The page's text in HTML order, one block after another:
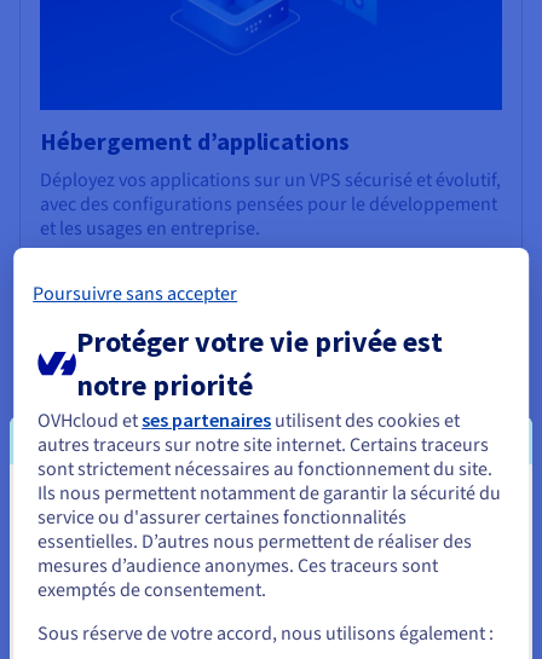
Hébergement d’applications
Déployez vos applications sur un VPS sécurisé et évolutif,
avec des configurations pensées pour le développement
et les usages en entreprise.
Vous semblez être localisé en États-
Unis.
Pour commander, rendez-vous sur le site de votre pays (États-
Poursuivre sans accepter
Protéger votre vie privée est
notre priorité
OVHcloud etses partenaires utilisent des cookies et
autres traceurs sur notre site internet. Certains traceurs
sont strictement nécessaires au fonctionnement du site.
Ils nous permettent notamment de garantir la sécurité du
service ou d'assurer certaines fonctionnalités
essentielles. D’autres nous permettent de réaliser des
mesures d’audience anonymes. Ces traceurs sont
exemptés de consentement.
Sous réserve de votre accord, nous utilisons également :